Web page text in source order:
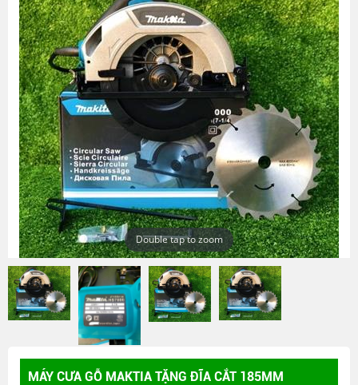
Double tap to zoom
MÁY CƯA GỖ MAKTIA TẶNG ĐĨA CẮT 185MM